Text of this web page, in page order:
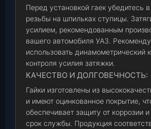
Перед установкой гаек убедитесь
резьбы на шпильках ступицы.
усилием, рекомендованным
вашего автомобиля УАЗ.
использовать динамометрический
контроля усилия затяжки.
КАЧЕСТВО И ДОЛГОВЕЧНОСТЬ:
Гайки изготовлены из
и имеют оцинкованное покрытие,
обеспечивает защиту от коррозии
срок службы. Продукция